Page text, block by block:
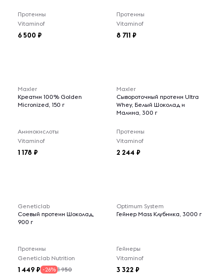
Протеины
Vitaminof
6 500
Протеины
Vitaminof
8 711
Maxler
Креатин 100% Golden
Micronized, 150 г
Аминокислоты
Vitaminof
1 178
Maxler
Сывороточный протеин Ultra
Whey, Белый Шоколад и
Малина, 300 г
Протеины
Vitaminof
2 244
Geneticlab
Соевый протеин Шоколад,
900 г
Протеины
Geneticlab Nutrition
1 449 -26% 1 950
Optimum System
Гейнер Mass Клубника, 3000 г
Гейнеры
Vitaminof
3 322